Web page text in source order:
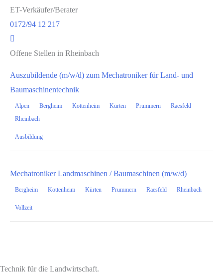
ET-Verkäufer/Berater
0172/94 12 217
Offene Stellen in Rheinbach
Auszubildende (m/w/d) zum Mechatroniker für Land- und
Baumaschinentechnik
Alpen Bergheim Kottenheim Kürten Prummern
Raesfeld
Rheinbach
Ausbildung
Mechatroniker Landmaschinen / Baumaschinen (m/w/d)
Bergheim Kottenheim Kürten Prummern Raesfeld Rheinbach
Vollzeit
Technik für die Landwirtschaft.